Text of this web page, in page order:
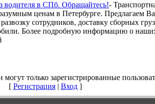
водителя в СПб. Обращайтесь!-
ценам в Петербурге. Предлагаем
сотрудников, доставку сборных
Более подробную информацию о
только зарегистрированные
[ Регистрация| Вход]